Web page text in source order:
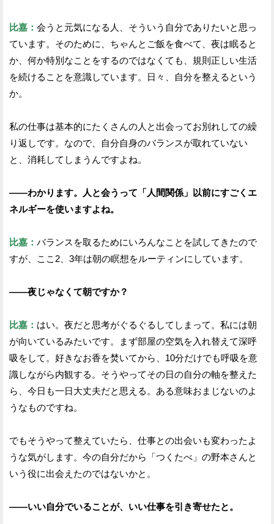
比嘉： 会うと元気になる人、そういう自分でありたいと思っ
ています。そのために、ちゃんとご飯を食べて、夜は眠ると
か、何か特別なことをするのではなくても、規則正しい生活
を続けることを意識しています。日々、自分を整えるという
か。
私の仕事は基本的にたくさんの人と出会ってお別れしての繰
り返しです。なので、自分自身のバランスが取れていない
と、消耗してしまうんですよね。
——わかります。人と会うって「人間関係」以前にすごくエ
ネルギーを使いますよね。
比嘉： バランスを取るためにいろんなことを試してきたので
すが、ここ2、3年は朝の瞑想をルーティンにしています。
——夜じゃなくて朝ですか？
比嘉： はい。夜だと思考がぐるぐるしてしまって。私には朝
が向いているみたいです。まず部屋の空気を入れ替えて深呼
吸をして。好きなお香を焚いてから、10分だけでも呼吸を意
識しながら内観する。そうやってその日の自分の軸を整えた
ら、今日も一日大丈夫だと思える。ある意味おまじないのよ
うなものですね。
でもそうやって整えていたら、仕事との出会いも変わったよ
うな気がします。今の自分だから「つくたべ」の野本さんと
いう役に出会えたのではないかと。
——いい自分でいることが、いい仕事を引き寄せたと。